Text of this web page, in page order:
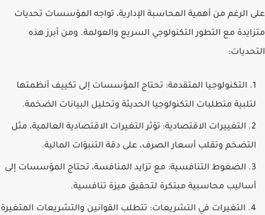
على الرغم من أهمية المحاسبة الإدارية، تواجه المؤسسات تحديات
متزايدة مع التطور التكنولوجي السريع والعولمة. ومن أبرز هذه
التحديات:
التكنولوجيا المتقدمة: تحتاج المؤسسات إلى تكييف أنظمتها
لتلبية متطلبات التكنولوجيا الحديثة وتحليل البيانات الضخمة.
التغييرات الاقتصادية: تؤثر التغيرات الاقتصادية العالمية، مثل
التضخم وتقلب أسعار الصرف، على دقة التنبؤات المالية.
الضغوط التنافسية: مع تزايد المنافسة، تحتاج المؤسسات إلى
أساليب محاسبية مبتكرة لتحقيق ميزة تنافسية.
التغيرات في التشريعات: تتطلب القوانين والتشريعات المتغيرة